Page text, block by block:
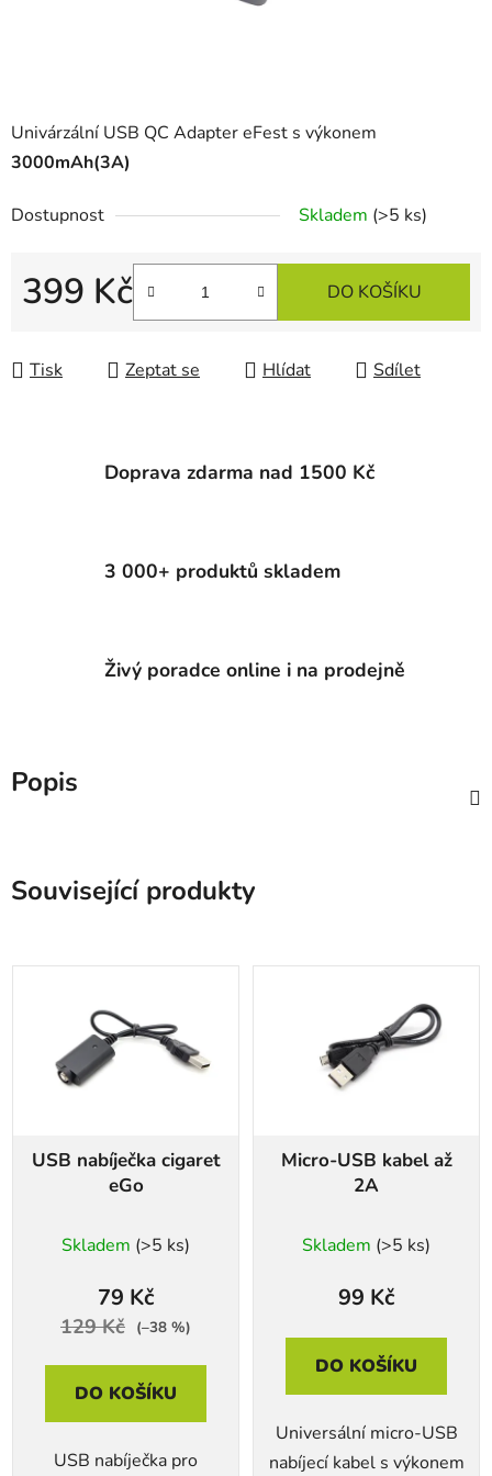
Univárzální USB QC Adapter eFest s výkonem
3000mAh(3A)
Dostupnost Skladem (>5 ks)
399 Kč DO KOŠÍKU
Tisk Zeptat se Hlídat Sdílet
Doprava zdarma nad 1500 Kč
3 000+ produktů skladem
Živý poradce online i na prodejně
Popis
Související produkty
USB nabíječka cigaret
eGo
Skladem (>5 ks)
79 Kč
129 Kč (–38 %)
DO KOŠÍKU
USB nabíječka pro
Micro-USB kabel až
2A
Skladem (>5 ks)
99 Kč
DO KOŠÍKU
Universální micro-USB
nabíjecí kabel s výkonem